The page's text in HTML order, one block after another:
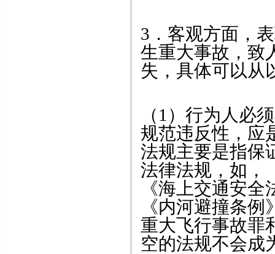
3．客观方面，
生重大事故，致
失，具体可以从
（1）行为人必
规范违反性，应
法规主要是指保
法律法规，如，
《海上交通安
《内河避撞条
重大飞行事故罪
空的法规不会成